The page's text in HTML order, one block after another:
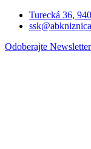
Turecká 36,
Odoberajte Newsletter